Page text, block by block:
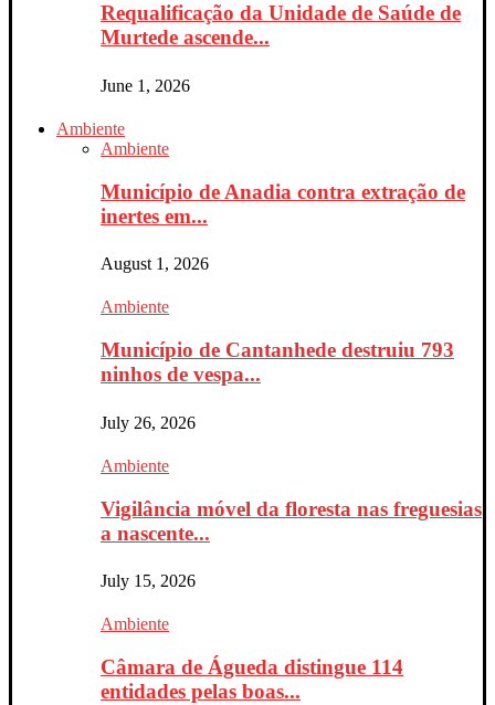
Requalificação da Unidade de Saúde de
Murtede ascende...
June 1, 2026
Ambiente
Ambiente
Município de Anadia contra extração de
inertes em...
August 1, 2026
Ambiente
Município de Cantanhede destruiu 793
ninhos de vespa...
July 26, 2026
Ambiente
Vigilância móvel da floresta nas freguesias
a nascente...
July 15, 2026
Ambiente
Câmara de Águeda distingue 114
entidades pelas boas...